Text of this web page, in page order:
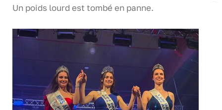
Un poids lourd est tombé en panne.